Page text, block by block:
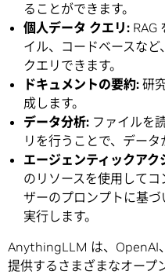
ることができます。
個人データ クエリ: RAG
イル、コードベースな
クエリできます。
ドキュメントの要約: 研
成します。
データ分析: ファイルを
リを行うことで、データ
エージェンティックアク
のリソースを使用して
ザーのプロンプトに基
実行します。
AnythingLLM は、
提供するさまざまなオープ